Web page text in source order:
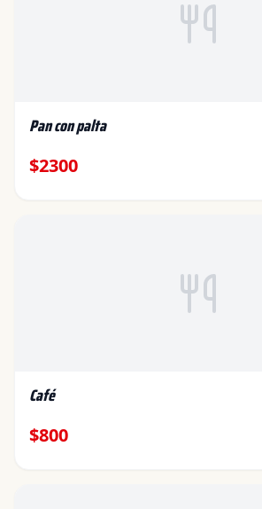
Pan con palta
$2300
Café
$800